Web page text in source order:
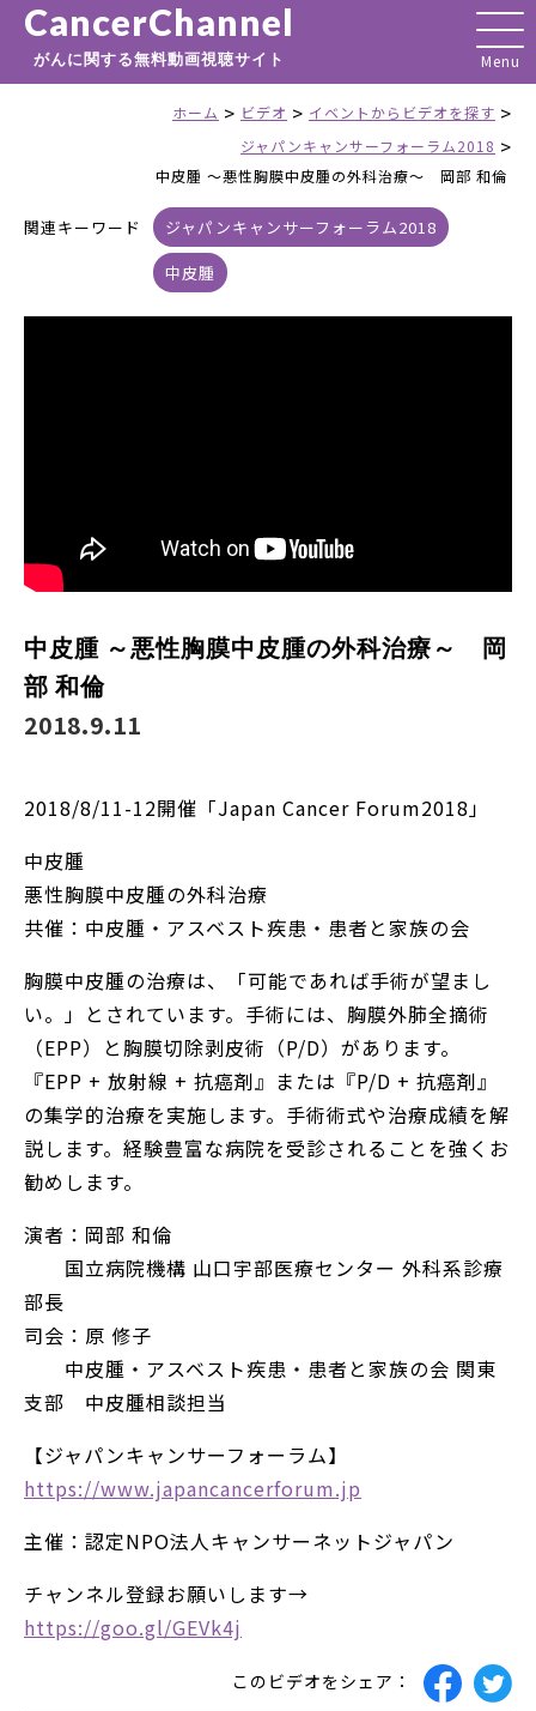
CancerChannel
がんに関する無料動画視聴サイト
ホーム > ビデオ > イベントからビデオを探す >
ジャパンキャンサーフォーラム2018 >
中皮腫 ～悪性胸膜中皮腫の外科治療～ 岡部 和倫
関連キーワード
ジャパンキャンサーフォーラム2018
中皮腫
中皮腫 ～悪性胸膜中皮腫の外科治療～ 岡
部 和倫
2018.9.11
2018/8/11-12開催「Japan Cancer Forum2018」
中皮腫
悪性胸膜中皮腫の外科治療
共催：中皮腫・アスベスト疾患・患者と家族の会
胸膜中皮腫の治療は、「可能であれば手術が望まし
い。」とされています。手術には、胸膜外肺全摘術
（EPP）と胸膜切除剥皮術（P/D）があります。
『EPP + 放射線 + 抗癌剤』または『P/D + 抗癌剤』
の集学的治療を実施します。手術術式や治療成績を解
説します。経験豊富な病院を受診されることを強くお
勧めします。
演者：岡部 和倫
国立病院機構 山口宇部医療センター 外科系診療
部長
司会：原 修子
中皮腫・アスベスト疾患・患者と家族の会 関東
支部 中皮腫相談担当
【ジャパンキャンサーフォーラム】
https://www.japancancerforum.jp
主催：認定NPO法人キャンサーネットジャパン
チャンネル登録お願いします→
https://goo.gl/GEVk4j
このビデオをシェア：